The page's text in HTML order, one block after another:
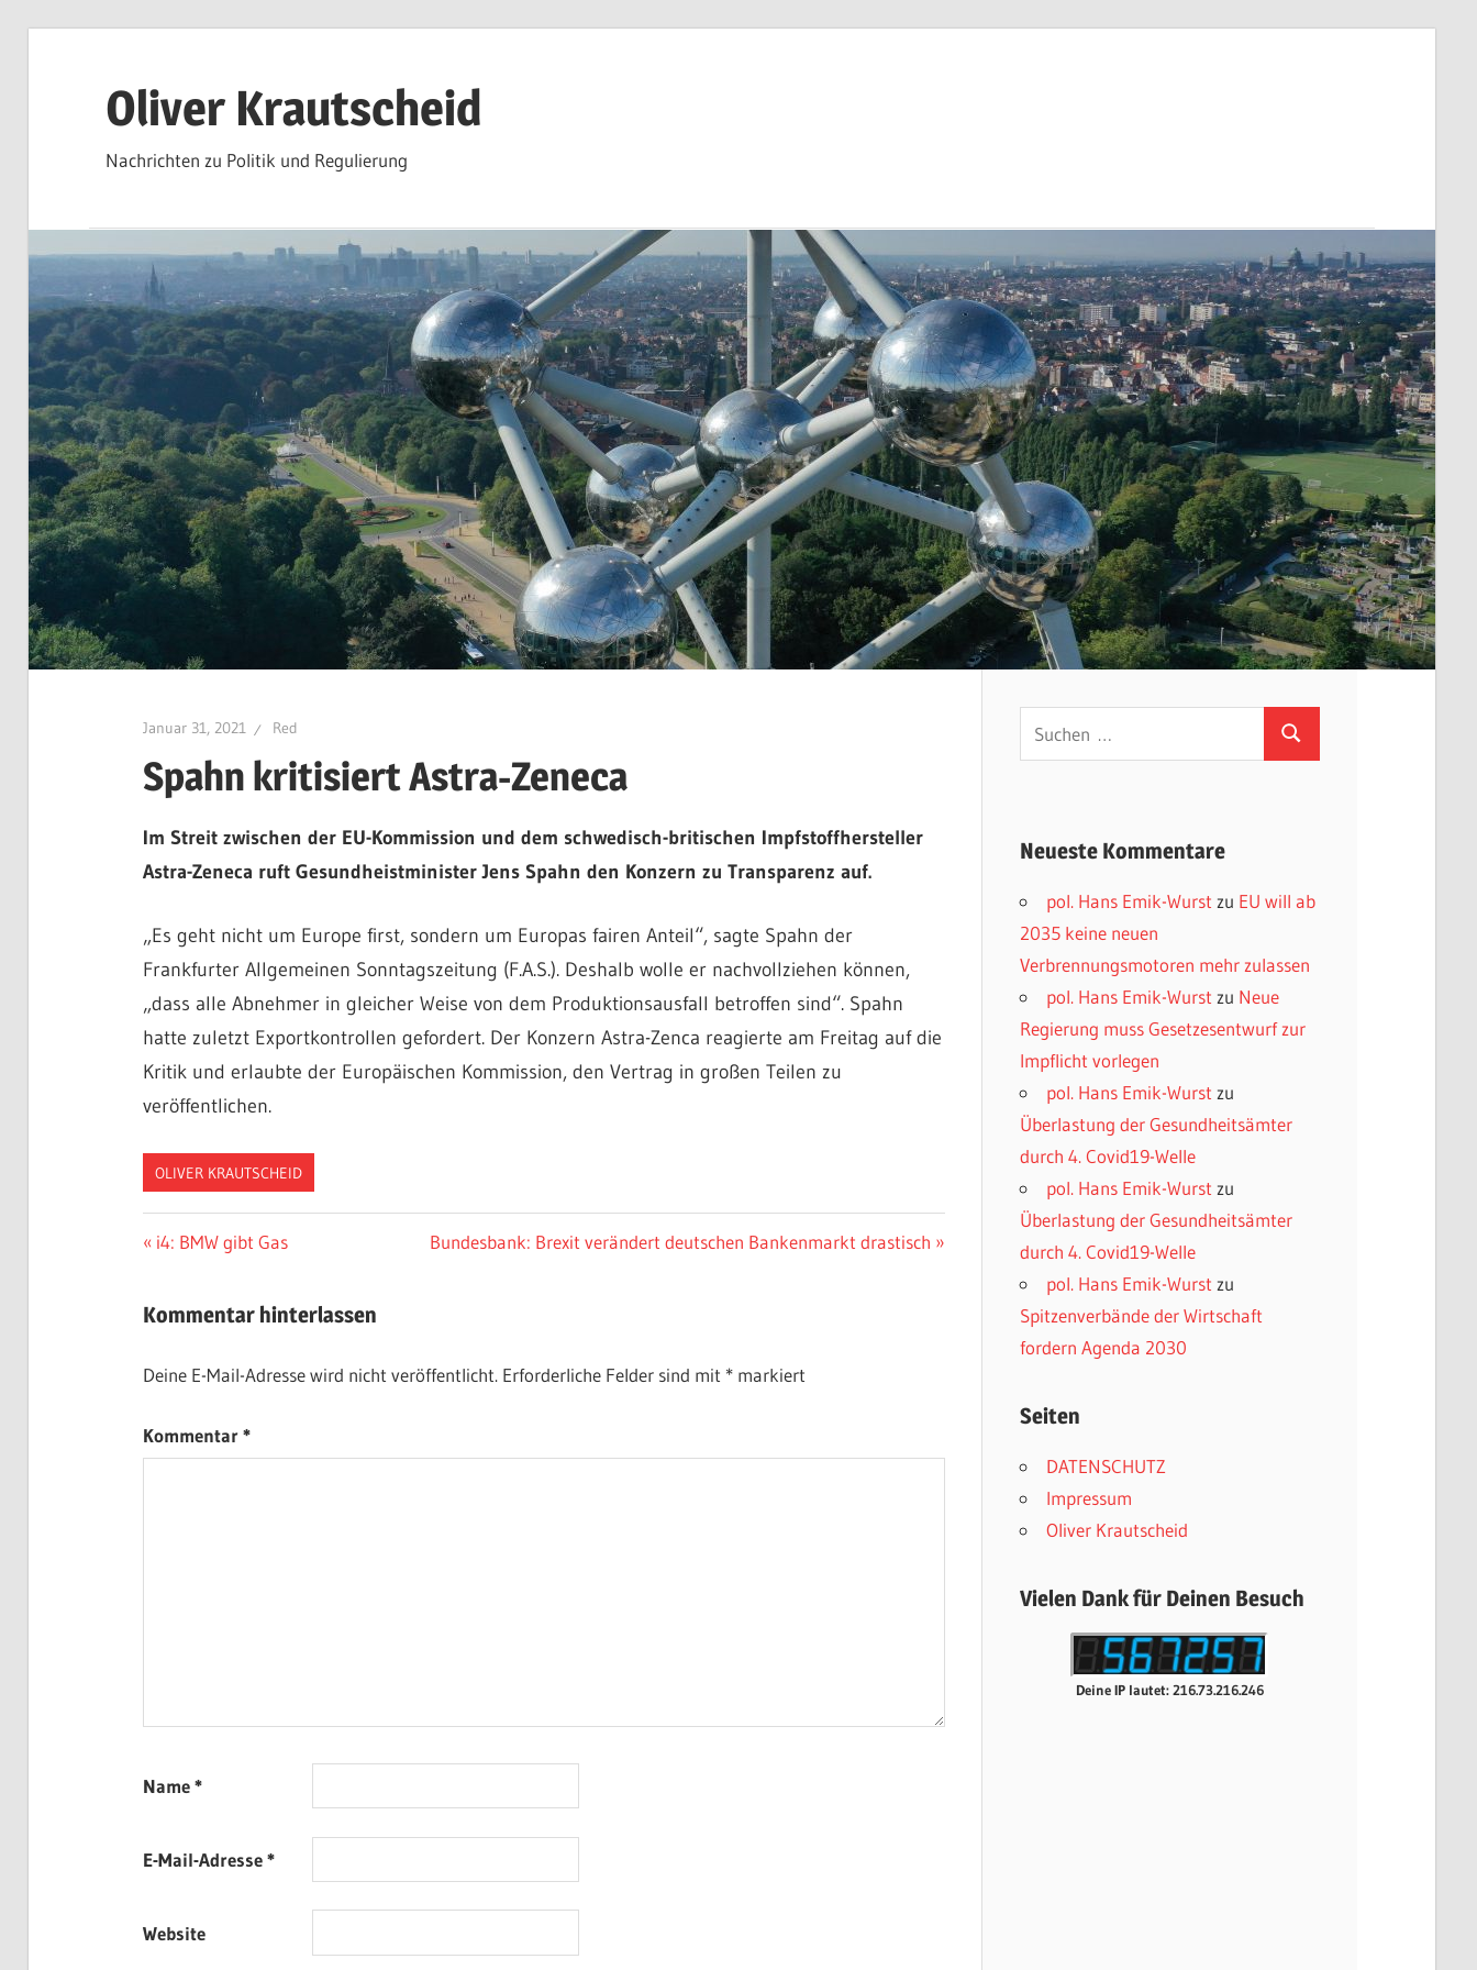
Oliver Krautscheid
Nachrichten zu Politik und Regulierung
Januar 31, 2021 Red
Spahn kritisiert Astra-Zeneca
Im Streit zwischen der EU-Kommission und dem schwedisch-britischen Impfstoffhersteller
Astra-Zeneca ruft Gesundheistminister Jens Spahn den Konzern zu Transparenz auf.
„Es geht nicht um Europe first, sondern um Europas fairen Anteil“, sagte Spahn der
Frankfurter Allgemeinen Sonntagszeitung (F.A.S.). Deshalb wolle er nachvollziehen können,
„dass alle Abnehmer in gleicher Weise von dem Produktionsausfall betroffen sind“. Spahn
hatte zuletzt Exportkontrollen gefordert. Der Konzern Astra-Zenca reagierte am Freitag auf die
Kritik und erlaubte der Europäischen Kommission, den Vertrag in großen Teilen zu
veröffentlichen.
OLIVER KRAUTSCHEID
Beitragsnavigation
Vorheriger
i4: BMW gibt Gas
Nächster
Bundesbank: Brexit verändert deutschen Bankenmarkt drastisch
Kommentar hinterlassen
Deine E-Mail-Adresse wird nicht veröffentlicht. Erforderliche Felder sind mit *markiert
Kommentar*
Name*
E-Mail-Adresse*
Website
Suchen
Neueste Kommentare
pol. Hans Emik-Wurst zu EU will ab
2035 keine neuen
Verbrennungsmotoren mehr zulassen
pol. Hans Emik-Wurst zu Neue
Regierung muss Gesetzesentwurf zur
Impflicht vorlegen
pol. Hans Emik-Wurst zu
Überlastung der Gesundheitsämter
durch 4. Covid19-Welle
pol. Hans Emik-Wurst zu
Überlastung der Gesundheitsämter
durch 4. Covid19-Welle
pol. Hans Emik-Wurst zu
Spitzenverbände der Wirtschaft
fordern Agenda 2030
Seiten
DATENSCHUTZ
Impressum
Oliver Krautscheid
Vielen Dank für Deinen Besuch
Deine IP lautet: 216.73.216.246